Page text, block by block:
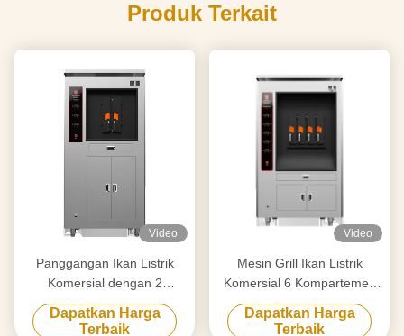
Produk Terkait
Video
Panggangan Ikan Listrik
Komersial dengan 2
Kompartemen 190KG
Dapatkan Harga
Terbaik
Video
Mesin Grill Ikan Listrik
Komersial 6 Kompartemen
380KG
Dapatkan Harga
Terbaik